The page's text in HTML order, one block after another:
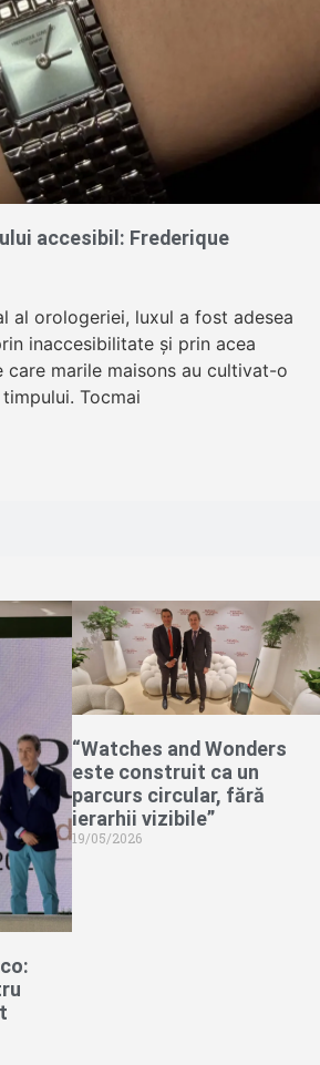
accesibil: Frederique
al orologeriei, luxul a fost adesea
inaccesibilitate și prin acea
marile maisons au cultivat-o
Tocmai
“Watches and Wonders
este construit ca un
parcurs circular, fără
ierarhii vizibile”
19/05/2026